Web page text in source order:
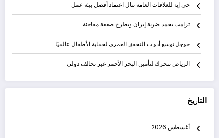
جي إيه للعلاقات العامة تنال اعتماد أفضل بيئة عمل
ترامب يجمد ضربة إيران ويطرح صفقة مفاجئة
جوجل توسع أدوات التحقق العمري لحماية الأطفال عالميًا
الرياض تتحرك لتأمين البحر الأحمر عبر تحالف دولي
التاريخ
أغسطس 2026